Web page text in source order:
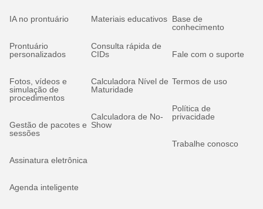
IA no prontuário
Prontuário
personalizados
Fotos, vídeos e
simulação de
procedimentos
Gestão de pacotes e
sessões
Assinatura eletrônica
Agenda inteligente
Materiais educativos
Consulta rápida de
CIDs
Calculadora Nível de
Maturidade
Calculadora de No-
Show
Base de
conhecimento
Fale com o suporte
Termos de uso
Política de
privacidade
Trabalhe conosco